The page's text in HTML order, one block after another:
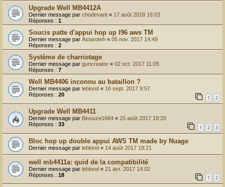
Upgrade Well MB4412A
Dernier message par chodevant « 17 août 2018 16:03
Réponses : 1
Soucis patte d'appui hop up l96 aws TM
Dernier message par Astaroteh « 05 nov. 2017 14:49
Réponses : 2
Système de charriotage
Dernier message par guncreator « 02 oct. 2017 11:05
Réponses : 7
Well MB4406 inconnu au bataillon ?
Dernier message par leblond « 16 sept. 2017 9:57
Réponses : 20 1 2
Upgrade Well MB4411
Dernier message par Binouze1664 « 25 août 2017 18:20
Réponses : 33 1 2 3
Bloc hop up double appui AWS TM made by Nuage
Dernier message par leblond « 14 août 2017 19:21
well mb4411a: quid de la compatibilité
Dernier message par leblond « 21 avr. 2017 14:02
Réponses : 18 1 2